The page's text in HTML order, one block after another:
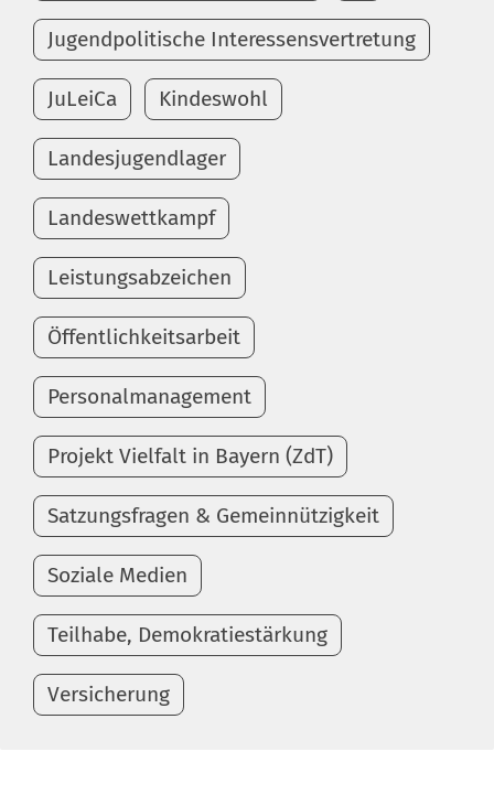
Jugendpolitische Interessensvertretung
JuLeiCa Kindeswohl
Landesjugendlager
Landeswettkampf
Leistungsabzeichen
Öffentlichkeitsarbeit
Personalmanagement
Projekt Vielfalt in Bayern (ZdT)
Satzungsfragen & Gemeinnützigkeit
Soziale Medien
Teilhabe, Demokratiestärkung
Versicherung